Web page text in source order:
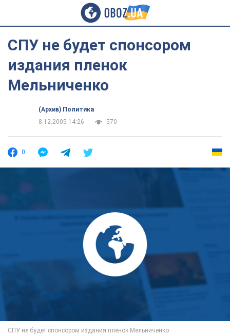
СПУ не будет спонсором
издания пленок
Мельниченко
(Архив) Политика
8.12.2005 14:26
570
0